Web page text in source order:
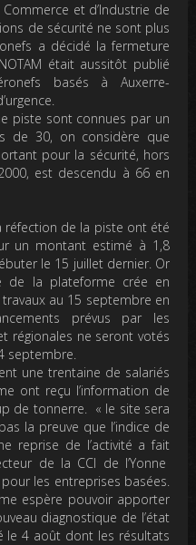
et d’Industrie de
de sécurité ne sont plus
a décidé la fermeture
était aussitôt publié
basés à Auxerre-
piste sont connues par un
de 30, on considère que
pour la sécurité, hors
est descendu à 66 en
réfection de la piste ont été
un montant estimé à 1,8
le 15 juillet dernier. Or
de la plateforme crée en
au 15 septembre en
prévus par les
régionales ne seront votés
septembre.
une trentaine de salariés
ont reçu l’information de
de tonnerre. « le site sera
la preuve que l’indice de
reprise de l’activité a fait
de la CCI de l’Yonne
les entreprises basées.
espère pouvoir apporter
diagnostique de l’état
le 4 août dont les résultats